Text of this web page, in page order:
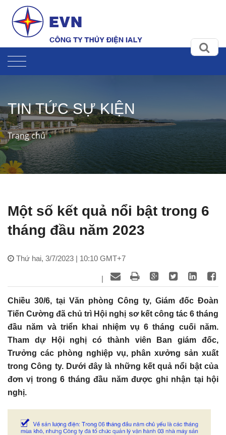
TIN TỨC SỰ KIỆN
Trang chủ
Một số kết quả nổi bật trong 6
tháng đầu năm 2023
Thứ hai, 3/7/2023 | 10:10 GMT+7
|
Chiều 30/6, tại Văn phòng Công ty, Giám đốc Đoàn
Tiến Cường đã chủ trì Hội nghị sơ kết công tác 6 tháng
đầu năm và triển khai nhiệm vụ 6 tháng cuối năm.
Tham dự Hội nghị có thành viên Ban giám đốc,
Trưởng các phòng nghiệp vụ, phân xưởng sản xuất
trong Công ty. Dưới đây là những kết quả nổi bật của
đơn vị trong 6 tháng đầu năm được ghi nhận tại hội
nghị.